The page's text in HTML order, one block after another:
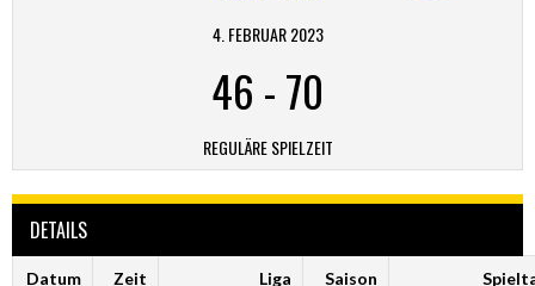
4. FEBRUAR 2023
46 -70
REGULÄRE SPIELZEIT
DETAILS
Datum Zeit Liga Saison